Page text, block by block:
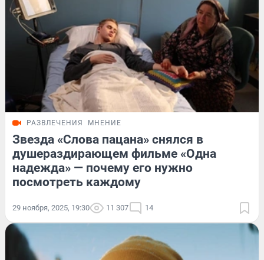
РАЗВЛЕЧЕНИЯ МНЕНИЕ
Звезда «Слова пацана» снялся в
душераздирающем фильме «Одна
надежда» — почему его нужно
посмотреть каждому
29 ноября, 2025, 19:30 11 307 14